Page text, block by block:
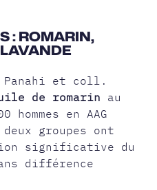
: ROMARIN,
Panahi et coll.
de romarin au
hommes en AAG
groupes ont
significative du
différence